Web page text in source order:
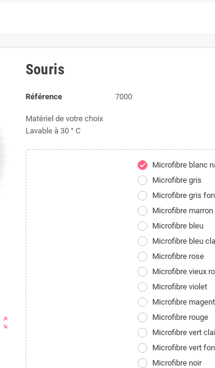
Souris
Référence 7000
Matériel de votre choix
Lavable à 30 ° C
check
Microfibre blanc
Microfibre gris
Microfibre gris
Microfibre marron
Microfibre bleu
Microfibre bleu
Microfibre rose
Microfibre vieux
Microfibre violet
Microfibre
Microfibre rouge
Microfibre vert
Microfibre vert
Microfibre noir